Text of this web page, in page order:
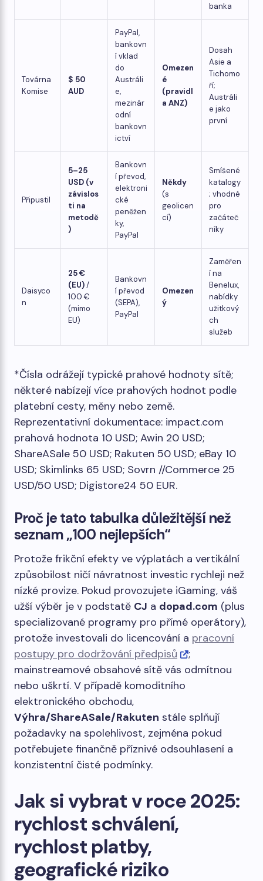
banka
Továrna
Komise
$ 50
AUD
PayPal,
bankovn
í vklad
do
Austráli
e,
mezinár
odní
bankovn
ictví
Omezen
é
(pravidl
a ANZ)
Dosah
Asie a
Tichomo
ří;
Austráli
e jako
první
Připustil
5–25
USD (v
závislos
ti na
metodě
)
Bankovn
í převod,
elektroni
cké
peněžen
ky,
PayPal
Někdy
(s
geolicen
cí)
Smíšené
katalogy
; vhodné
pro
začáteč
níky
Daisyco
n
25 €
(EU)/
100 €
(mimo
EU)
Bankovn
í převod
(SEPA),
PayPal
Omezen
ý
Zaměřen
í na
Benelux,
nabídky
užitkový
ch
služeb
*Čísla odrážejí typické prahové hodnoty sítě;
některé nabízejí více prahových hodnot podle
platební cesty, měny nebo země.
Reprezentativní dokumentace: impact.com
prahová hodnota 10 USD; Awin 20 USD;
ShareASale 50 USD; Rakuten 50 USD; eBay 10
USD; Skimlinks 65 USD; Sovrn //Commerce 25
USD/50 USD; Digistore24 50 EUR.
Proč je tato tabulka důležitější než
seznam „100 nejlepších“
Protože frikční efekty ve výplatách a vertikální
způsobilost ničí návratnost investic rychleji než
nízké provize. Pokud provozujete iGaming, váš
užší výběr je v podstatě CJ a dopad.com (plus
specializované programy pro přímé operátory),
protože investovali do licencování a pracovní
postupy pro dodržování předpisů
;
mainstreamové obsahové sítě vás odmítnou
nebo uškrtí. V případě komoditního
elektronického obchodu,
Výhra/ShareASale/Rakuten stále splňují
požadavky na spolehlivost, zejména pokud
potřebujete finančně příznivé odsouhlasení a
konzistentní čisté podmínky.
Jak si vybrat v roce 2025:
rychlost schválení,
rychlost platby,
geografické riziko